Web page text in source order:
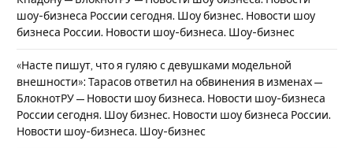
шоу-бизнеса России сегодня. Шоу бизнес. Новости шоу
бизнеса России. Новости шоу-бизнеса. Шоу-бизнес
«Насте пишут, что я гуляю с девушками модельной
внешности»: Тарасов ответил на обвинения в изменах —
БлокнотРУ — Новости шоу бизнеса. Новости шоу-бизнеса
России сегодня. Шоу бизнес. Новости шоу бизнеса России.
Новости шоу-бизнеса. Шоу-бизнес